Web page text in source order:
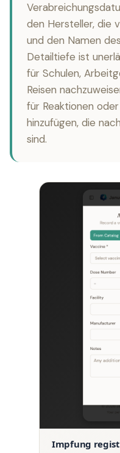
den Hersteller, die
und den Namen
Detailtiefe ist
für Schulen,
Reisen
für Reaktionen
hinzufügen, die
sind.
Impfung